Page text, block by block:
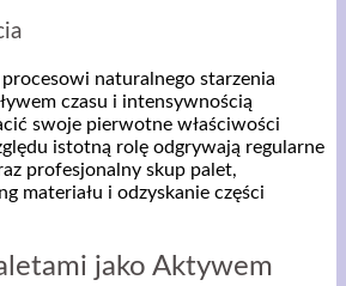
naturalnego starzenia
czasu i intensywnością
swoje pierwotne właściwości
istotną rolę odgrywają regularne
profesjonalny skup palet,
materiału i odzyskanie części
jako Aktywem